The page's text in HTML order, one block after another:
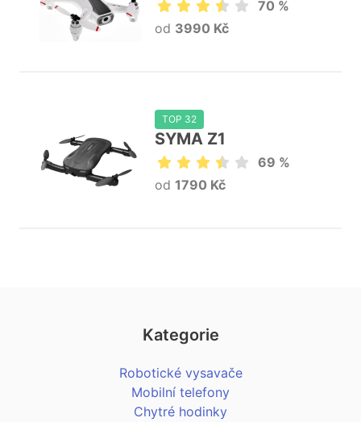
70 %
od 3990 Kč
TOP 32
SYMA Z1
69 %
od 1790 Kč
Kategorie
Robotické vysavače
Mobilní telefony
Chytré hodinky